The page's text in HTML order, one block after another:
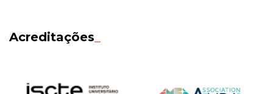
Acreditações